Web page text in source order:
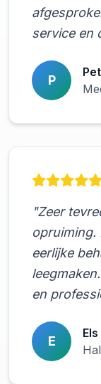
service en
P
"Zeer
opruiming.
eerlijke
en
E